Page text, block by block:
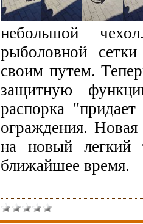
небольшой
рыболовной
своим путем.
защитную
распорка
ограждения. Новая
на новый легкий
ближайшее время.